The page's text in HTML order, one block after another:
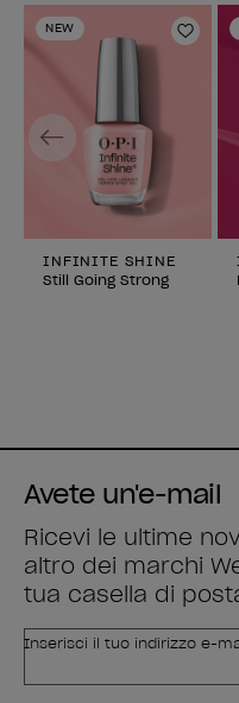
NEW
INFINITE SHINE
Still Going Strong
Previous
Avete un'e-mail
Ricevi le ultime
altro dei marchi
tua casella di
Inserisci il tuo indirizzo e-